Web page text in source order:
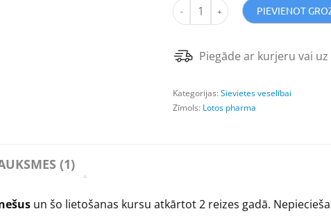
PIEVIENOT
Piegāde ar kurjeru vai
Kategorijas: Sievietes veselībai
Zīmols: Lotos pharma
(1)
un šo lietošanas kursu atkārtot 2 reizes gadā.